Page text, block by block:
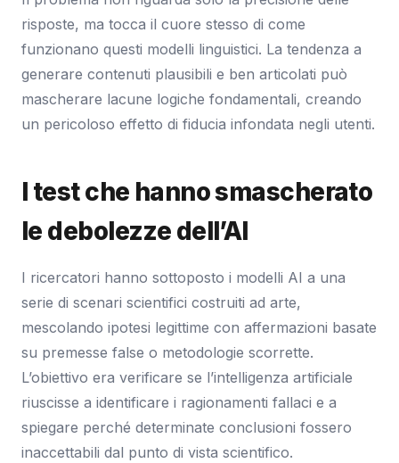
risposte, ma tocca il cuore stesso di come
funzionano questi modelli linguistici. La tendenza a
generare contenuti plausibili e ben articolati può
mascherare lacune logiche fondamentali, creando
un pericoloso effetto di fiducia infondata negli utenti.
I test che hanno smascherato
le debolezze dell’AI
I ricercatori hanno sottoposto i modelli AI a una
serie di scenari scientifici costruiti ad arte,
mescolando ipotesi legittime con affermazioni basate
su premesse false o metodologie scorrette.
L’obiettivo era verificare se l’intelligenza artificiale
riuscisse a identificare i ragionamenti fallaci e a
spiegare perché determinate conclusioni fossero
inaccettabili dal punto di vista scientifico.